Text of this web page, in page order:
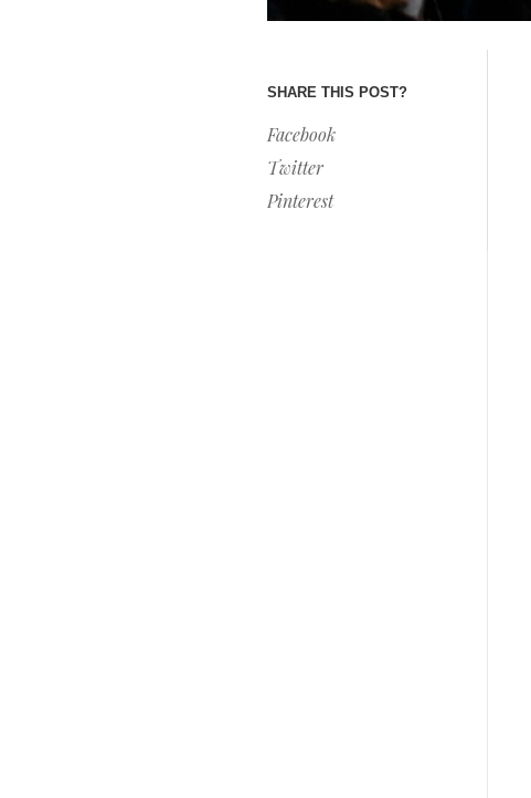
SHARE THIS POST?
Facebook
Twitter
Pinterest